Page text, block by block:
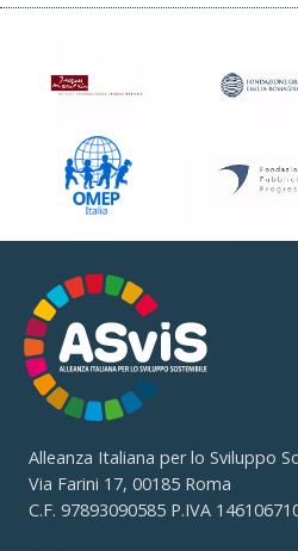
Alleanza Italiana per lo Sviluppo
Via Farini 17, 00185 Roma
C.F. 97893090585 P.IVA